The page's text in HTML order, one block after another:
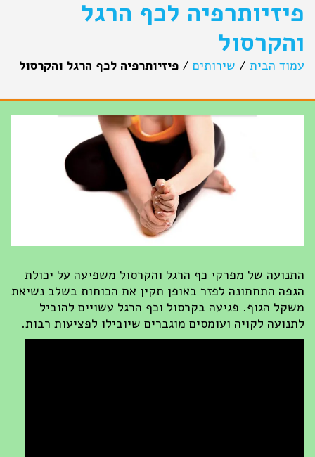
פיזיותרפיה לכף הרגל
והקרסול
עמוד הבית/ שירותים/ פיזיותרפיה לכף הרגל והקרסול
התנועה של מפרקי כף הרגל והקרסול משפיעה על יכולת
הגפה התחתונה לפזר באופן תקין את הכוחות בשלב נשיאת
משקל הגוף. פגיעה בקרסול וכף הרגל עשויים להוביל
לתנועה לקויה ועומסים מוגברים שיובילו לפציעות רבות.